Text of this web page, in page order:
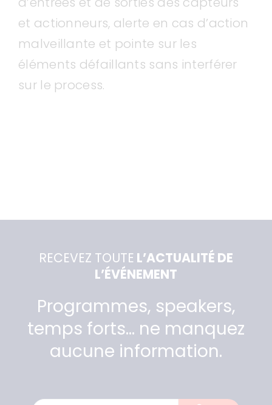
et actionneurs, alerte en cas d’action
malveillante et pointe sur les
éléments défaillants sans interférer
sur le process.
RECEVEZ TOUTE L’ACTUALITÉ DE
L’ÉVÉNEMENT
Programmes, speakers,
temps forts… ne manquez
aucune information.